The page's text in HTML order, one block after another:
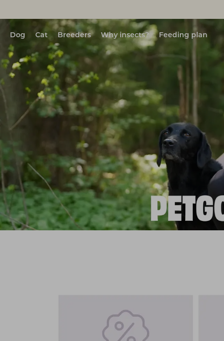
Dog Cat Breeders Why insects? Feeding plan